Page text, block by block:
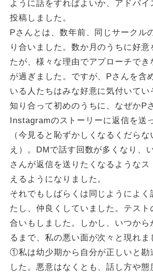
ように話をすればよいか、アドバイ
投稿しました。
Pさんとは、数年前、同じサークル
り合いました。数か月のうちに好意
たが、様々な理由でアプローチでき
が過ぎました。ですが、Pさんを含
いる人たちはみな好意に気付いてい
知り合って初めのうちに、なぜかP
Instagramのストーリーに返信を送
（今見ると恥ずかしくなるくだらな
え）。DMで話す回数が多くなり、
さんが返信を送りたくなるようなス
えるようになりました。
それでもしばらくは同じようによく
たし、仲良くしていました。テスト
合いもしました。しかし、いつから
るまで、私の悪い面が次々と現れま
①私は幼少期から自分が正しいと勘
した。悪意はなくとも、話し方や態